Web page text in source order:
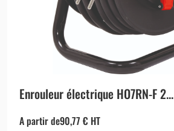
Enrouleur électrique HO7RN-F 2...
A partir de90,77 € HT